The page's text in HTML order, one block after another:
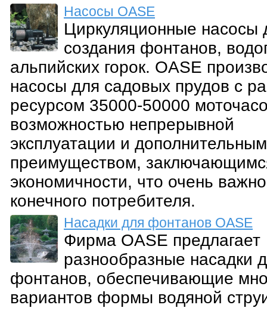
Насосы OASE
Циркуляционные насосы
создания фонтанов,
альпийских горок. OASE
насосы для садовых прудов с
ресурсом 35000-50000
возможностью непрерывной
эксплуатации и дополнительным
преимуществом,
экономичности, что очень
конечного потребителя.
Насадки для фонтанов OASE
Фирма OASE предлагает
разнообразные насадки
фонтанов, обеспечивающие
вариантов формы водяной